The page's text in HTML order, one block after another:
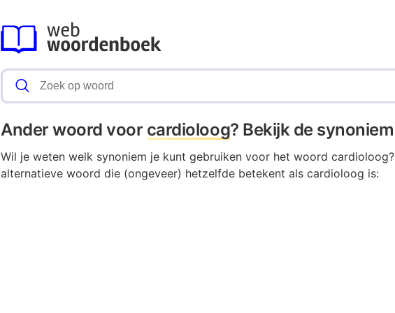
Ander woord voor cardioloog? Bekijk de synoniem
Wil je weten welk synoniem je kunt gebruiken voor het woord
alternatieve woord die (ongeveer) hetzelfde betekent als cardioloog is: